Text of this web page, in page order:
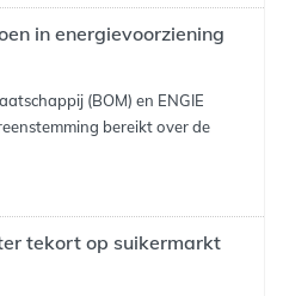
in energievoorziening
(BOM) en ENGIE
bereikt over de
tekort op suikermarkt